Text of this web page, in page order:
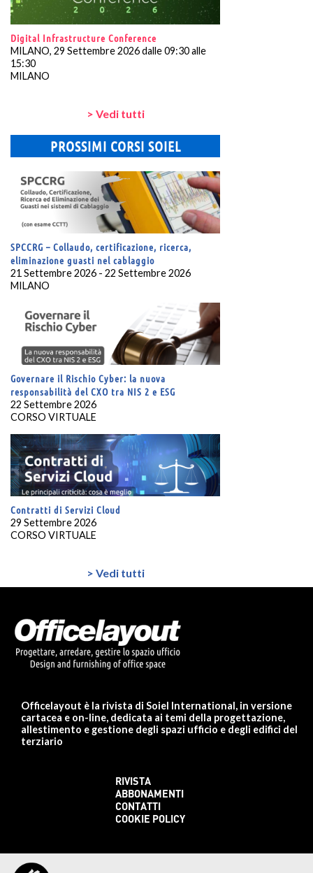
Digital Infrastructure Conference
MILANO, 29 Settembre 2026 dalle 09:30 alle
15:30
MILANO
> Vedi tutti
PROSSIMI CORSI SOIEL
SPCCRG – Collaudo, certificazione, ricerca,
eliminazione guasti nel cablaggio
21 Settembre 2026 - 22 Settembre 2026
MILANO
Governare il Rischio Cyber: la nuova
responsabilità del CXO tra NIS 2 e ESG
22 Settembre 2026
CORSO VIRTUALE
Contratti di Servizi Cloud
29 Settembre 2026
CORSO VIRTUALE
> Vedi tutti
Officelayout è la rivista di Soiel International, in versione
cartacea e on-line, dedicata ai temi della progettazione,
allestimento e gestione degli spazi ufficio e degli edifici del
terziario
RIVISTA
ABBONAMENTI
CONTATTI
COOKIE POLICY